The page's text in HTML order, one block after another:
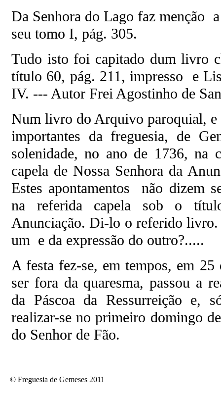
Da Senhora do Lago faz menção
seu tomo I, pág. 305.
Tudo isto foi capitado dum livro
título 60, pág. 211, impresso e
IV. --- Autor Frei Agostinho de
Num livro do Arquivo paroquial, e
importantes da freguesia, de
solenidade, no ano de 1736, na
capela de Nossa Senhora da
Estes apontamentos não dizem
na referida capela sob o
Anunciação. Di-lo o referido livro.
um e da expressão do outro?.....
A festa fez-se, em tempos, em
ser fora da quaresma, passou a
da Páscoa da Ressurreição e,
realizar-se no primeiro domingo
do Senhor de Fão.
© Freguesia de Gemeses 2011